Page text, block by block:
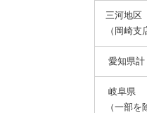
三河地区
（岡崎支
愛知県計
岐阜県
（一部を